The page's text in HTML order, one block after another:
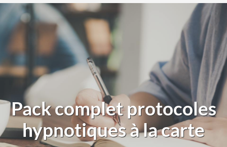
Pack complet protocoles
hypnotiques à la carte